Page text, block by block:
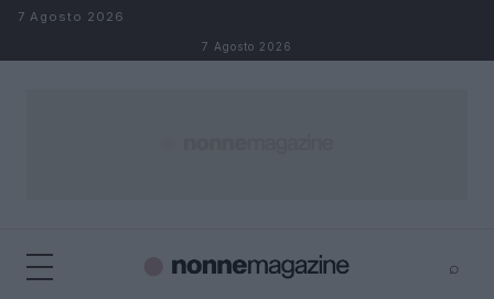
Salta al contenuto
7 Agosto 2026
7 Agosto 2026
⌕